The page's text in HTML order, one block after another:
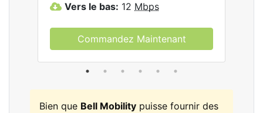
Vers le bas: 12 Mbps
Commandez Maintenant
Bien que Bell Mobility puisse fournir des